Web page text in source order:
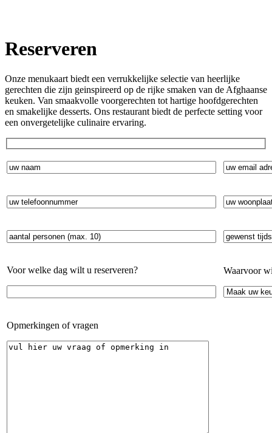
Reserveren
Onze menukaart biedt een verrukkelijke selectie van heerlijke
gerechten die zijn geinspireerd op de rijke smaken van de Afghaanse
keuken. Van smaakvolle voorgerechten tot hartige hoofdgerechten
en smakelijke desserts. Ons restaurant biedt de perfecte setting voor
een onvergetelijke culinaire ervaring.
Voor welke dag wilt u reserveren? Waarvoor
Opmerkingen of vragen